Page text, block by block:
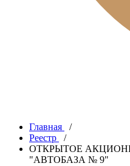
Главная
/
Реестр
/
ОТКРЫТОЕ
"АВТОБАЗА № 9"